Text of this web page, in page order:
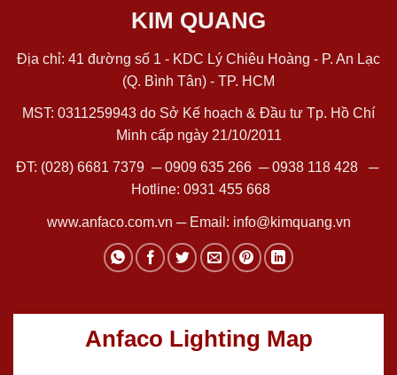
KIM QUANG
Địa chỉ: 41 đường số 1 - KDC Lý Chiêu Hoàng - P. An Lạc
(Q. Bình Tân) - TP. HCM
MST: 0311259943 do Sở Kế hoạch & Đầu tư Tp. Hồ Chí
Minh cấp ngày 21/10/2011
ĐT: (028) 6681 7379 ─0909 635 266─0938 118 428─
Hotline: 0931 455 668
www.anfaco.com.vn ─ Email: info@kimquang.vn
Anfaco Lighting Map